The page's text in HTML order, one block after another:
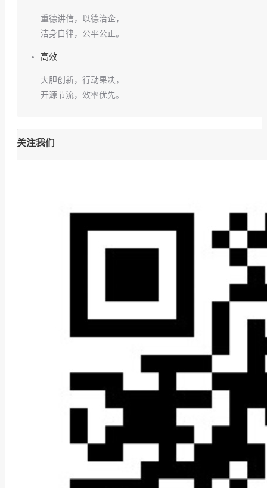
重德讲信，以德治企，
洁身自律，公平公正。
高效
大胆创新，行动果决，
开源节流，效率优先。
关注我们